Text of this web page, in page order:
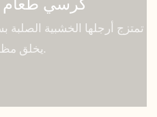
كرسي طعام
تمتزج أرجلها الخشبية
يخلق مظهرًا أنيقًا.